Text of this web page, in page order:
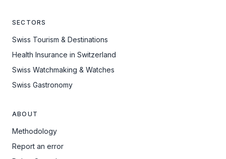
SECTORS
Swiss Tourism & Destinations
Health Insurance in Switzerland
Swiss Watchmaking & Watches
Swiss Gastronomy
ABOUT
Methodology
Report an error